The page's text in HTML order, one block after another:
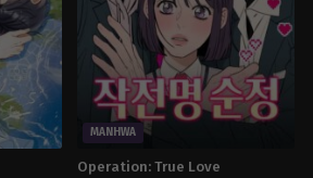
MANHWA
Operation: True Love